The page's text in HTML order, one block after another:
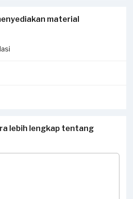
material
lebih lengkap tentang